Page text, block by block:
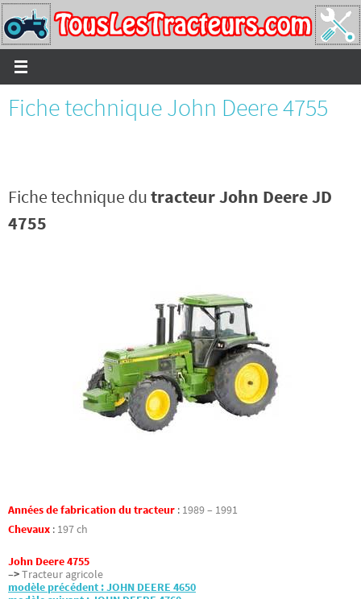
Passer
vers
le
contenu
Fiche technique John Deere 4755
Fiche technique dutracteur John Deere JD
4755
Années de fabrication du tracteur : 1989 – 1991
Chevaux : 197 ch
John Deere 4755
–>Tracteur agricole
modèle précédent : JOHN DEERE 4650